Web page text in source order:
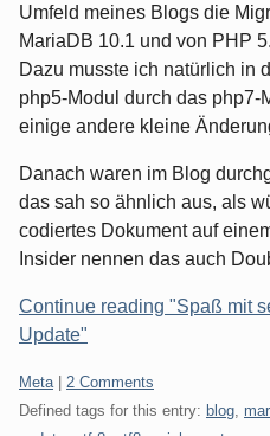
Umfeld meines Blogs die
MariaDB 10.1 und von PHP
Dazu musste ich natürlich in
php5-Modul durch das php7-
einige andere kleine
Danach waren im Blog
das sah so ähnlich aus, als
codiertes Dokument auf
Insider nennen das auch
Continue reading "Spaß mit
Update"
Categories:
Meta
2 Comments
Defined tags for this entry: blog